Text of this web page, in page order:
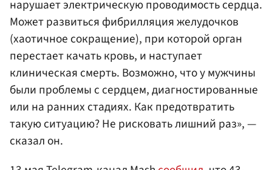
нарушает электрическую проводимость сердца.
Может развиться фибрилляция желудочков
(хаотичное сокращение), при которой орган
перестает качать кровь, и наступает
клиническая смерть. Возможно, что у мужчины
были проблемы с сердцем, диагностированные
или на ранних стадиях. Как предотвратить
такую ситуацию? Не рисковать лишний раз», —
сказал он.